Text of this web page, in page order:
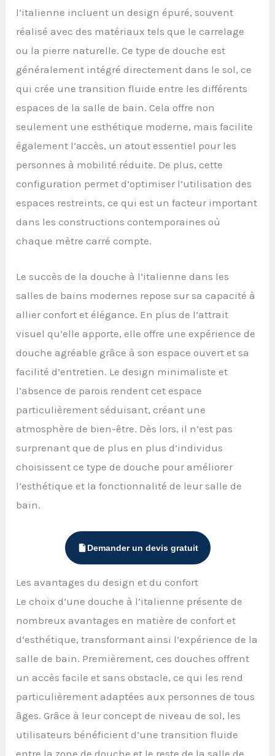
l’italienne incluent un design épuré, souvent
réalisé avec des matériaux tels que le carrelage
ou la pierre naturelle. Ce type de douche est
généralement intégré directement dans le sol, ce
qui crée une transition fluide entre les différents
espaces de la salle de bain. Cela offre non
seulement une esthétique moderne, mais facilite
également l’accès, un atout essentiel pour les
personnes à mobilité réduite. De plus, cette
configuration permet d’optimiser l’utilisation des
espaces restreints, ce qui est un facteur important
dans les constructions contemporaines où
chaque mètre carré compte.
Le succès de la douche à l’italienne dans les
salles de bains modernes repose sur sa capacité à
allier confort et élégance. En plus de l’attrait
visuel qu’elle apporte, elle offre une expérience de
douche agréable grâce à son espace ouvert et sa
facilité d’entretien. Le design minimaliste et
l’absence de parois rendent cet espace
particulièrement séduisant, créant une
atmosphère de bien-être. Dès lors, il n’est pas
surprenant que de plus en plus d’individus
choisissent ce type de douche pour améliorer
l’esthétique et la fonctionnalité de leur salle de
bain.
Demander un devis gratuit
Les avantages du design et du confort
Le choix d’une douche à l’italienne présente de
nombreux avantages en matière de confort et
d’esthétique, transformant ainsi l’expérience de la
salle de bain. Premièrement, ces douches offrent
un accès facile et sans obstacle, ce qui les rend
particulièrement adaptées aux personnes de tous
âges. Grâce à leur concept de niveau de sol, les
utilisateurs bénéficient d’une transition fluide